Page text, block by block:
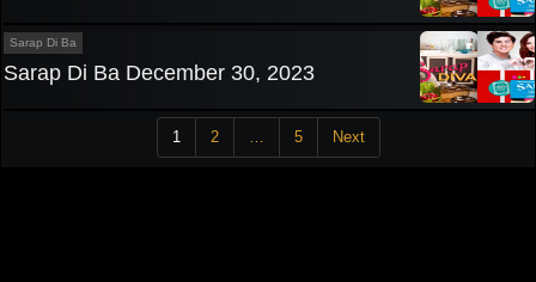
Sarap Di Ba
Sarap Di Ba December 30, 2023
1 2 … 5 Next